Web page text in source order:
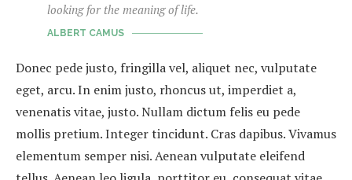
looking for the meaning of life.
ALBERT CAMUS
Donec pede justo, fringilla vel, aliquet nec, vulputate
eget, arcu. In enim justo, rhoncus ut, imperdiet a,
venenatis vitae, justo. Nullam dictum felis eu pede
mollis pretium. Integer tincidunt. Cras dapibus. Vivamus
elementum semper nisi. Aenean vulputate eleifend